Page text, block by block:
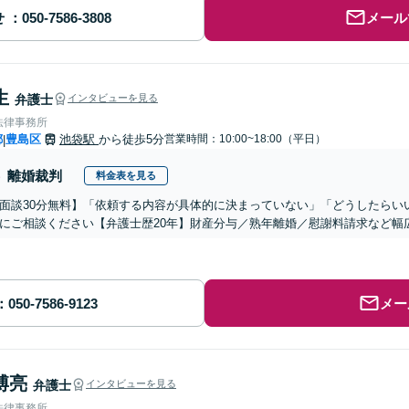
メー
弁護士 インタビューを見る
律事務所
|豊島区 池袋駅 から徒歩5分営業時間：10:00~18:00（平日）
離婚裁判 料金表を見る
談30分無料】「依頼する内容が具体的に決まっていない」「どうしたら
ご相談ください【弁護士歴20年】財産分与／熟年離婚／慰謝料請求など
メ
亮 弁護士 インタビューを見る